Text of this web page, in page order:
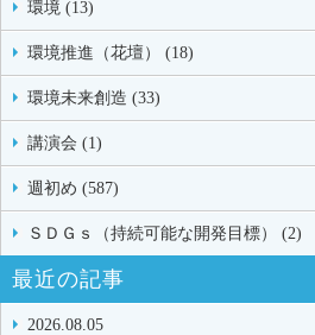
環境 (13)
環境推進（花壇） (18)
環境未来創造 (33)
講演会 (1)
週初め (587)
ＳＤＧｓ（持続可能な開発目標） (2)
最近の記事
2026.08.05